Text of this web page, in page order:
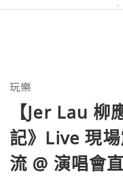
玩樂
【Jer Lau 柳
記》Live 現
流 @ 演唱會